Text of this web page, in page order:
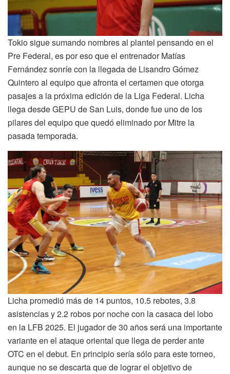
Tokio sigue sumando nombres al plantel pensando en el
Pre Federal, es por eso que el entrenador Matías
Fernández sonríe con la llegada de Lisandro Gómez
Quintero al equipo que afronta el certamen que otorga
pasajes a la próxima edición de la Liga Federal. Licha
llega desde GEPU de San Luis, donde fue uno de los
pilares del equipo que quedó eliminado por Mitre la
pasada temporada.
Licha promedió más de 14 puntos, 10.5 rebotes, 3.8
asistencias y 2.2 robos por noche con la casaca del lobo
en la LFB 2025. El jugador de 30 años será una importante
variante en el ataque oriental que llega de perder ante
OTC en el debut. En principio sería sólo para este torneo,
aunque no se descarta que de lograr el objetivo de